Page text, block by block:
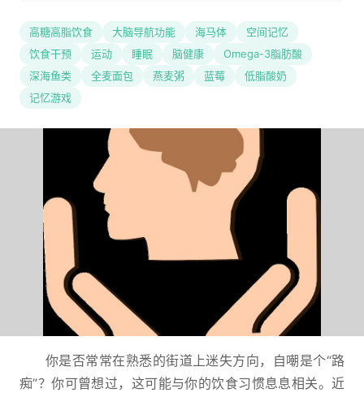
高糖高脂饮食 大脑导航功能 海马体
空间记忆
饮食干预
运动 睡眠 脑健康
Omega-3脂肪酸
深海鱼类
全麦面包 燕麦粥 蓝莓
低脂酸奶
记忆游戏
你是否常常在熟悉的街道上迷失方向，自嘲是个“路
痴”？你可曾想过，这可能与你的饮食习惯息息相关。近